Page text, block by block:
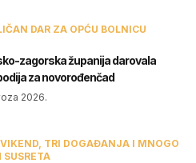
DAR ZA OPĆU BOLNICU
zagorska županija darovala
za novorođenčad
2026.
TRI DOGAĐANJA I MNOGO
SUSRETA